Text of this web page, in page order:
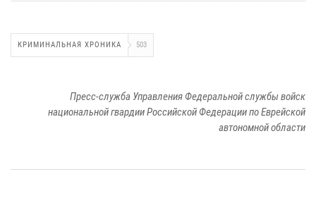
КРИМИНАЛЬНАЯ ХРОНИКА 503
Пресс-служба Управления Федеральной службы войск
национальной гвардии Российской Федерации по Еврейской
автономной области